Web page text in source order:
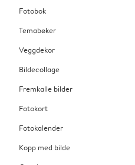
Fotobok
Temabøker
Veggdekor
Bildecollage
Fremkalle bilder
Fotokort
Fotokalender
Kopp med bilde